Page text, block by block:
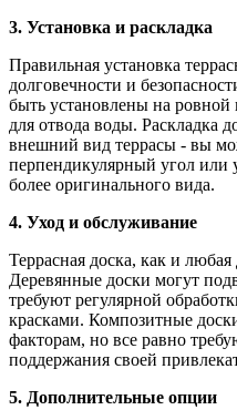
3. Установка и раскладка
Правильная установка
долговечности и
быть установлены на ровной
для отвода воды. Раскладка
внешний вид террасы - вы
перпендикулярный угол или
более оригинального вида.
4. Уход и обслуживание
Террасная доска, как и любая
Деревянные доски могут
требуют регулярной
красками. Композитные
факторам, но все равно
поддержания своей
5. Дополнительные опции